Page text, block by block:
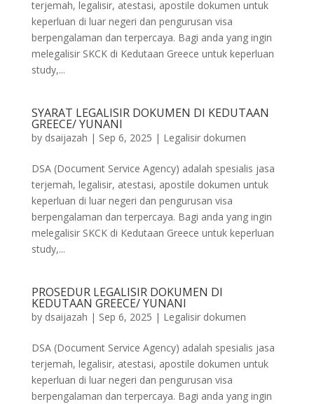
terjemah, legalisir, atestasi, apostile dokumen untuk
keperluan di luar negeri dan pengurusan visa
berpengalaman dan terpercaya. Bagi anda yang ingin
melegalisir SKCK di Kedutaan Greece untuk keperluan
study,...
SYARAT LEGALISIR DOKUMEN DI KEDUTAAN
GREECE/ YUNANI
by dsaijazah | Sep 6, 2025 | Legalisir dokumen
DSA (Document Service Agency) adalah spesialis jasa
terjemah, legalisir, atestasi, apostile dokumen untuk
keperluan di luar negeri dan pengurusan visa
berpengalaman dan terpercaya. Bagi anda yang ingin
melegalisir SKCK di Kedutaan Greece untuk keperluan
study,...
PROSEDUR LEGALISIR DOKUMEN DI
KEDUTAAN GREECE/ YUNANI
by dsaijazah | Sep 6, 2025 | Legalisir dokumen
DSA (Document Service Agency) adalah spesialis jasa
terjemah, legalisir, atestasi, apostile dokumen untuk
keperluan di luar negeri dan pengurusan visa
berpengalaman dan terpercaya. Bagi anda yang ingin